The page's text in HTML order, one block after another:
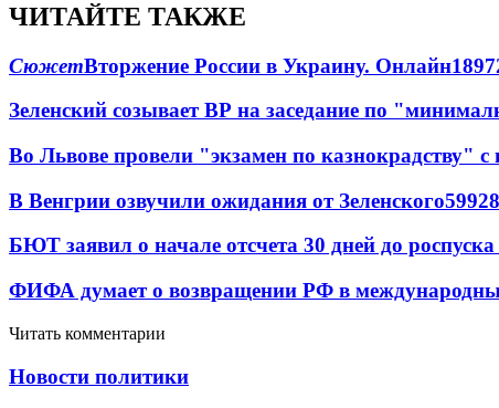
ЧИТАЙТЕ ТАКЖЕ
СюжетВторжение России в Украину. Онлайн189
Зеленский созывает ВР на заседание по
Во Львове провели "экзамен по казнокрадству"
В Венгрии озвучили ожидания от Зеленского59928
БЮТ заявил о начале отсчета 30 дней до
ФИФА думает о возвращении РФ в
Читать комментарии
Новости политики